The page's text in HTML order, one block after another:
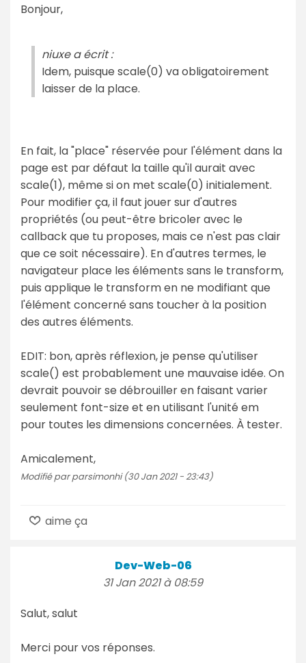
Bonjour,
niuxe a écrit :
Idem, puisque scale(0) va obligatoirement
laisser de la place.
En fait, la "place" réservée pour l'élément dans la
page est par défaut la taille qu'il aurait avec
scale(1), même si on met scale(0) initialement.
Pour modifier ça, il faut jouer sur d'autres
propriétés (ou peut-être bricoler avec le
callback que tu proposes, mais ce n'est pas clair
que ce soit nécessaire). En d'autres termes, le
navigateur place les éléments sans le transform,
puis applique le transform en ne modifiant que
l'élément concerné sans toucher à la position
des autres éléments.
EDIT: bon, après réflexion, je pense qu'utiliser
scale() est probablement une mauvaise idée. On
devrait pouvoir se débrouiller en faisant varier
seulement font-size et en utilisant l'unité em
pour toutes les dimensions concernées. À tester.
Amicalement,
Modifié par parsimonhi (30 Jan 2021 - 23:43)
aime ça
Dev-Web-06
31 Jan 2021 à 08:59
Salut, salut
Merci pour vos réponses.